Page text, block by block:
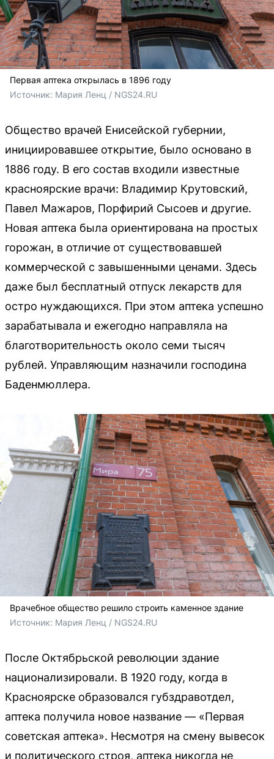
Первая аптека открылась в 1896 году
Источник: Мария Ленц / NGS24.RU
Общество врачей Енисейской губернии,
инициировавшее открытие, было основано в
1886 году. В его состав входили известные
красноярские врачи: Владимир Крутовский,
Павел Мажаров, Порфирий Сысоев и другие.
Новая аптека была ориентирована на простых
горожан, в отличие от существовавшей
коммерческой с завышенными ценами. Здесь
даже был бесплатный отпуск лекарств для
остро нуждающихся. При этом аптека успешно
зарабатывала и ежегодно направляла на
благотворительность около семи тысяч
рублей. Управляющим назначили господина
Баденмюллера.
Врачебное общество решило строить каменное здание
Источник: Мария Ленц / NGS24.RU
После Октябрьской революции здание
национализировали. В 1920 году, когда в
Красноярске образовался губздравотдел,
аптека получила новое название — «Первая
советская аптека». Несмотря на смену вывесок
и политического строя, аптека никогда не